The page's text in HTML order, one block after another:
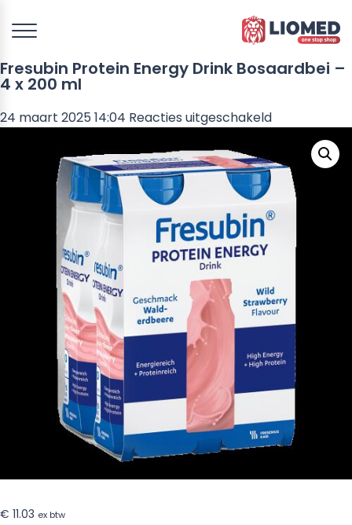
Fresubin Protein Energy Drink Bosaardbei –
4 x 200 ml
24 maart 2025 14:04 Reacties uitgeschakeldvoor
Fresubin
Protein
Energy
Drink
Bosaardbei
200
ml
€ 11.03 ex btw